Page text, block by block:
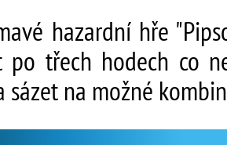
hazardní hře
po třech hodech co
sázet na možné